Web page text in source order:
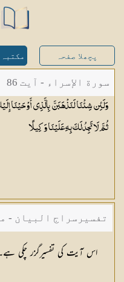
پچھلا صفحہ
سورة الإسراء - آیت 86
وَلَئِن شِئْنَا لَنَذْهَبَنَّ بِالَّذِي أَوْحَيْنَا
ثُمَّ لَا تَجِدُ لَكَ بِهِ عَلَيْنَاوَكِيلًا
تفسیرسراج البیان -
اس آیت کی تفسیرگزر چکی